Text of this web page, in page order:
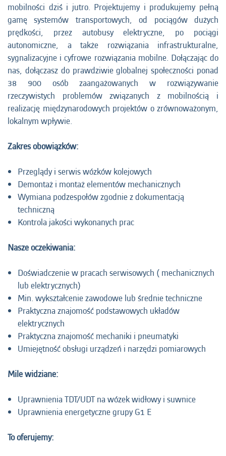
mobilności dziś i jutro. Projektujemy i produkujemy pełną
gamę systemów transportowych, od pociągów dużych
prędkości, przez autobusy elektryczne, po pociągi
autonomiczne, a także rozwiązania infrastrukturalne,
sygnalizacyjne i cyfrowe rozwiązania mobilne. Dołączając do
nas, dołączasz do prawdziwie globalnej społeczności ponad
38 900 osób zaangażowanych w rozwiązywanie
rzeczywistych problemów związanych z mobilnością i
realizację międzynarodowych projektów o zrównoważonym,
lokalnym wpływie.
Zakres obowiązków:
Przeglądy i serwis wózków kolejowych
Demontaż i montaż elementów mechanicznych
Wymiana podzespołów zgodnie z dokumentacją
techniczną
Kontrola jakości wykonanych prac
Nasze oczekiwania:
Doświadczenie w pracach serwisowych ( mechanicznych
lub elektrycznych)
Min. wykształcenie zawodowe lub średnie techniczne
Praktyczna znajomość podstawowych układów
elektrycznych
Praktyczna znajomość mechaniki i pneumatyki
Umiejętność obsługi urządzeń i narzędzi pomiarowych
Mile widziane:
Uprawnienia TDT/UDT na wózek widłowy i suwnice
Uprawnienia energetyczne grupy G1 E
To oferujemy: